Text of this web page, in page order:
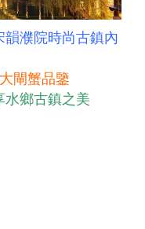
【嗨玩
超值沖
歐嗨
五花酒
店）
航空、
台中直
人蔘、
保肝》
桃園直
【遊遍
中國自
重慶南
川～天
【遊遍
中國自
隆、天
園）
【星宇
桃園出
發】
天（入
住巴拿
店+3晚
羊峽谷
（洛杉
舊金山
出）
韻濮院時尚古鎮內
閘蟹品鑒
水鄉古鎮之美